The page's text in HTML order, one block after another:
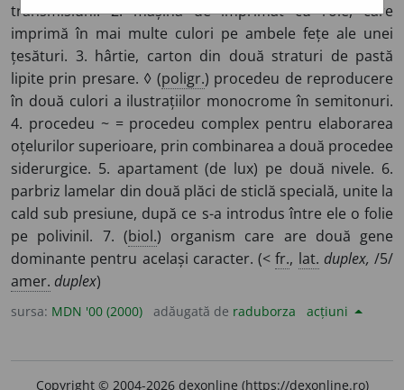
transmisiuni. 2. mașină de imprimat cu role, care
imprimă în mai multe culori pe ambele fețe ale unei
țesături. 3. hârtie, carton din două straturi de pastă
lipite prin presare. ◊ (poligr.) procedeu de reproducere
în două culori a ilustrațiilor monocrome în semitonuri.
4. procedeu ~ = procedeu complex pentru elaborarea
oțelurilor superioare, prin combinarea a două procedee
siderurgice. 5. apartament (de lux) pe două nivele. 6.
parbriz lamelar din două plăci de sticlă specială, unite la
cald sub presiune, după ce s-a introdus între ele o folie
pe polivinil. 7. (biol.) organism care are două gene
dominante pentru același caracter. (<fr., lat. duplex, /5/
amer. duplex)
sursa: MDN '00 (2000) adăugată de raduborza acțiuni
Copyright © 2004-2026 dexonline (https://dexonline.ro)